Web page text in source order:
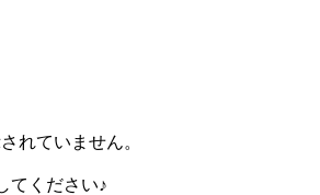
れていません。
てください♪